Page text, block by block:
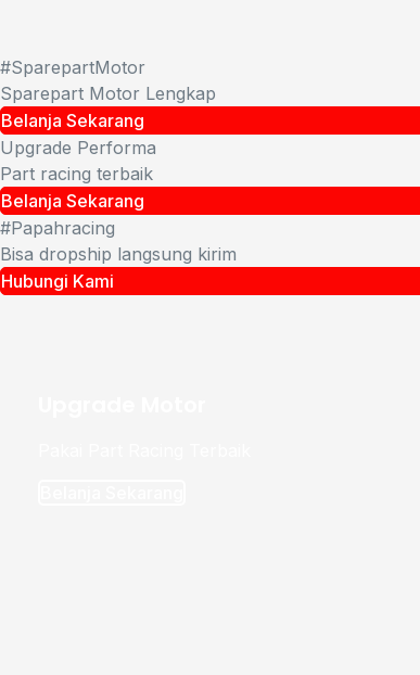
#SparepartMotor
Sparepart Motor Lengkap
Belanja Sekarang
Upgrade Performa
Part racing terbaik
Belanja Sekarang
#Papahracing
Bisa dropship langsung kirim
Hubungi Kami